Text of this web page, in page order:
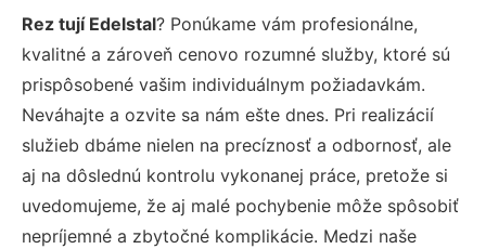
Rez tují Edelstal? Ponúkame vám profesionálne,
kvalitné a zároveň cenovo rozumné služby, ktoré sú
prispôsobené vašim individuálnym požiadavkám.
Neváhajte a ozvite sa nám ešte dnes. Pri realizácií
služieb dbáme nielen na precíznosť a odbornosť, ale
aj na dôslednú kontrolu vykonanej práce, pretože si
uvedomujeme, že aj malé pochybenie môže spôsobiť
nepríjemné a zbytočné komplikácie. Medzi naše